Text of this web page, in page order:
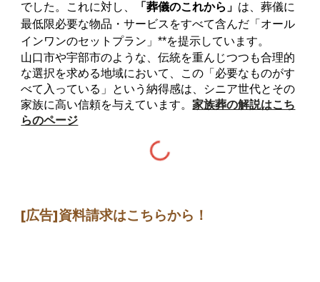
でした。これに対し、
「葬儀のこれから」 は、葬儀に
最低限必要な物品・サービスをすべて含んだ「オール
インワンのセットプラン」**を提示しています。
山口市や宇部市のような、伝統を重んじつつも合理的
な選択を求める地域において、この「必要なものがす
べて入っている」という納得感は、シニア世代とその
家族に高い信頼を与えています。家族葬の解説はこち
らのページ
[広告]資料請求はこちらから ！